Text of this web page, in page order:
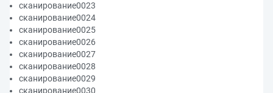
сканирование0023
сканирование0024
сканирование0025
сканирование0026
сканирование0027
сканирование0028
сканирование0029
сканирование0030